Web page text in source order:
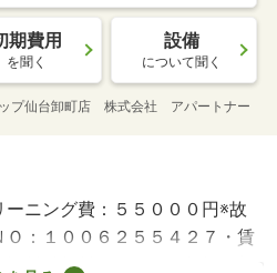
期費用
を聞く
設備
について聞く
プ仙台卸町店 株式会社 アパートナー
ニング費：５５０００円※故
：１００６２５５４２７・賃
料総賃料５０％、１年毎更新